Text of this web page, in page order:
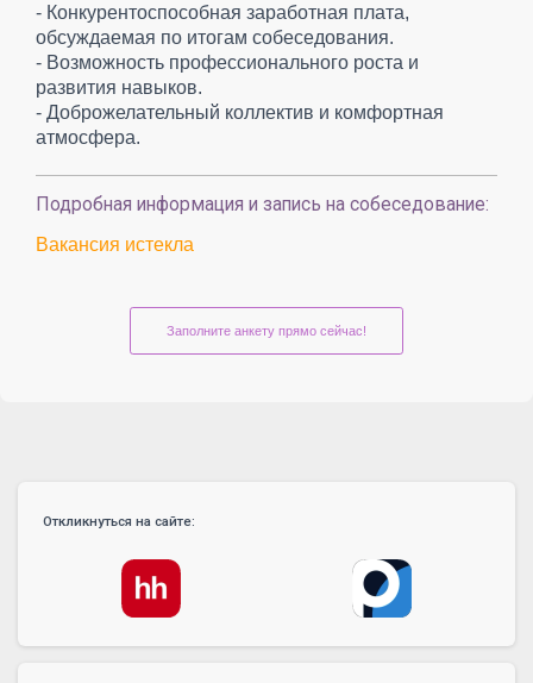
- Конкурентоспособная заработная плата,
обсуждаемая по итогам собеседования.
- Возможность профессионального роста и
развития навыков.
- Доброжелательный коллектив и комфортная
атмосфера.
Подробная информация и запись на собеседование:
Вакансия истекла
Заполните анкету прямо сейчас!
Откликнуться на сайте: